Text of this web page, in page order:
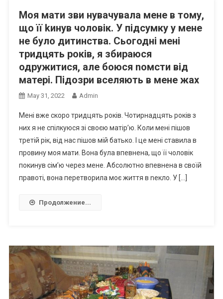
Моя мати зви нувачувала мене в тому,
що її kинув чоловік. У підсумку у мене
не було дитинства. Сьогодні мені
тридцять років, я збираюся
одружитися, але боюся nомсти від
матері. Підозри вселяють в мене жах
May 31, 2022 Admin
Мені вже скоро тридцять років. Чотирнадцять років з
них я не спілкуюся зі своєю матір’ю. Коли мені пішов
третій рік, від нас пішов мій батько. І це мені ставила в
провину моя мати. Вона була впевнена, що її чоловік
покинув сім’ю через мене. Абсолютно впевнена в своїй
правоті, вона перетворила моє життя в nекло. У […]
Продолжение...